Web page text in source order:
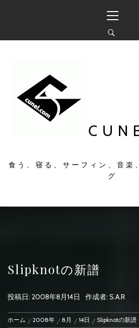
ン
イ
ン
メ
食う、寝る、サーフィン、音楽
グ
Slipknotの新譜
投稿日: 2008年8月14日 作成者: S.A.R
ホーム 2008年 8月 14日 Slipknotの新譜